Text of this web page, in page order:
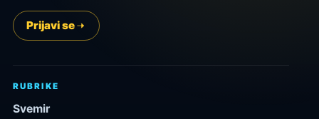
Prijavi se
RUBRIKE
Svemir